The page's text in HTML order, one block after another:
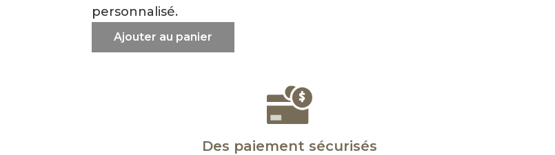
personnalisé.
Ajouter au panier
Des paiement sécurisés